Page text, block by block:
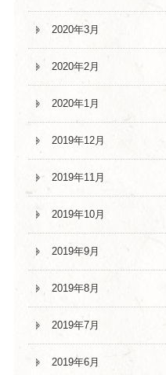
2020年3月
2020年2月
2020年1月
2019年12月
2019年11月
2019年10月
2019年9月
2019年8月
2019年7月
2019年6月